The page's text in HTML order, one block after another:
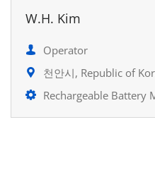
W.H. Kim
Operator
천안시, Republic of
Rechargeable Battery